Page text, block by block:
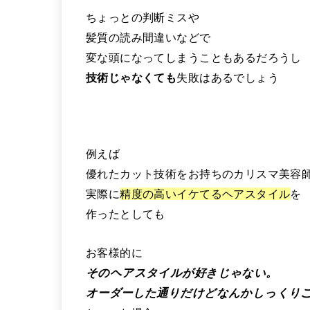
ちょっとの判断ミスや
髪質の読み間違いなどで
変な頭になってしまうこともあるだろうし
技術じゃなくても失敗はあるでしょう
例えば
優れたカット技術をお持ちのカリスマ美容
実際に精度の高いイケてるヘアスタイルを
作ったとしても
お客様的に
そのヘアスタイルが好きじゃない。
オーダーした通りだけどなんかしっくりこ